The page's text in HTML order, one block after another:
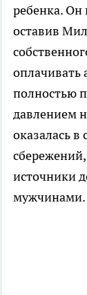
ребенка. Он
оставив
оплачивать
полностью
давлением
оказалась
источники
мужчинами.